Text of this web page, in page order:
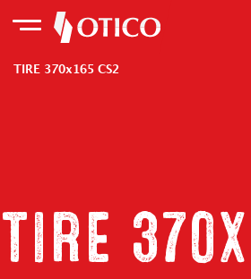
TIRE 370x165 CS2
TIRE